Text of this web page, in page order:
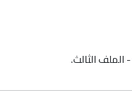
- الملف الثالث.